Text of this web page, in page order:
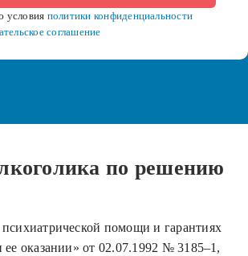
условия политики конфиденциальности
соглашение
по решению
помощи и гарантиях
оказании» от 02.07.1992 № 3185–1,